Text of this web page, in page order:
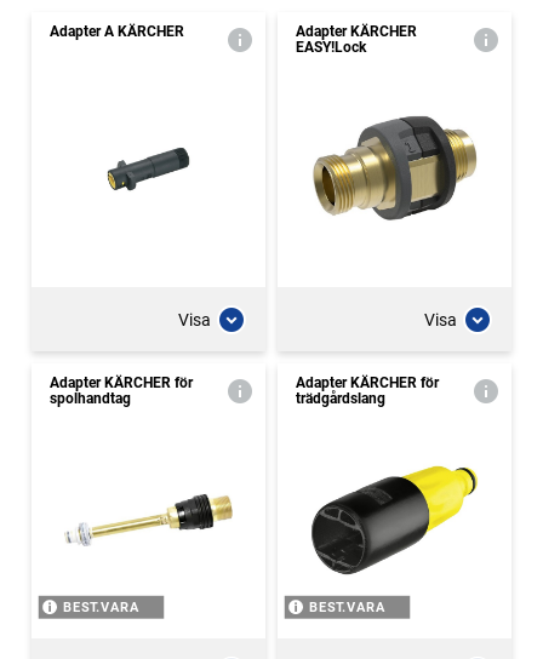
Adapter A KÄRCHER
Visa
Adapter KÄRCHER
EASY!Lock
Visa
Adapter KÄRCHER för
spolhandtag
BEST.VARA
Adapter KÄRCHER för
trädgårdslang
BEST.VARA